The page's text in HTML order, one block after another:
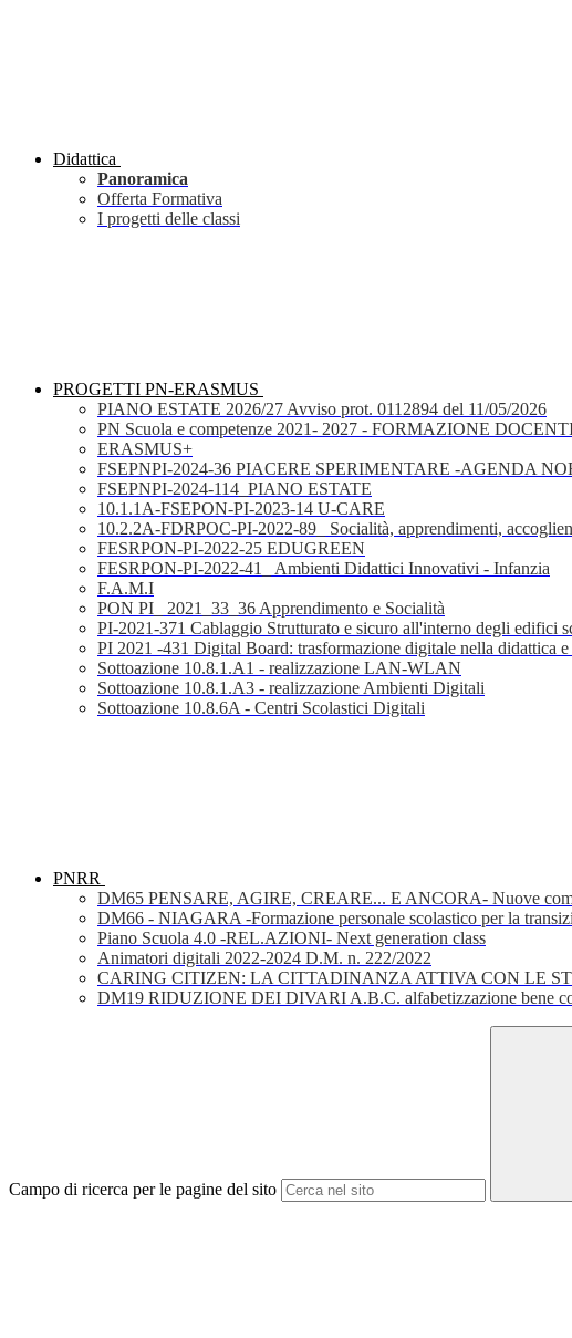
Didattica
Panoramica
Offerta Formativa
I progetti delle classi
PROGETTI PN-ERASMUS
PIANO ESTATE 2026/27 Avviso prot. 0112894 del 11/05/2026
PN Scuola e competenze 2021- 2027 - FORMAZIONE
ERASMUS+
FSEPNPI-2024-36 PIACERE SPERIMENTARE -AGENDA
FSEPNPI-2024-114_PIANO ESTATE
10.1.1A-FSEPON-PI-2023-14 U-CARE
10.2.2A-FDRPOC-PI-2022-89_ Socialità, apprendimenti,
FESRPON-PI-2022-25 EDUGREEN
FESRPON-PI-2022-41_ Ambienti Didattici Innovativi - Infanzia
F.A.M.I
PON PI_ 2021_33_36 Apprendimento e Socialità
PI-2021-371 Cablaggio Strutturato e sicuro all'interno degli edifici
PI 2021 -431 Digital Board: trasformazione digitale nella didattica e
Sottoazione 10.8.1.A1 - realizzazione LAN-WLAN
Sottoazione 10.8.1.A3 - realizzazione Ambienti Digitali
Sottoazione 10.8.6A - Centri Scolastici Digitali
PNRR
DM65 PENSARE, AGIRE, CREARE... E ANCORA- Nuove
DM66 - NIAGARA -Formazione personale scolastico per la
Piano Scuola 4.0 -REL.AZIONI- Next generation class
Animatori digitali 2022-2024 D.M. n. 222/2022
CARING CITIZEN: LA CITTADINANZA ATTIVA CON LE
DM19 RIDUZIONE DEI DIVARI A.B.C. alfabetizzazione bene
Campo di ricerca per le pagine del sito